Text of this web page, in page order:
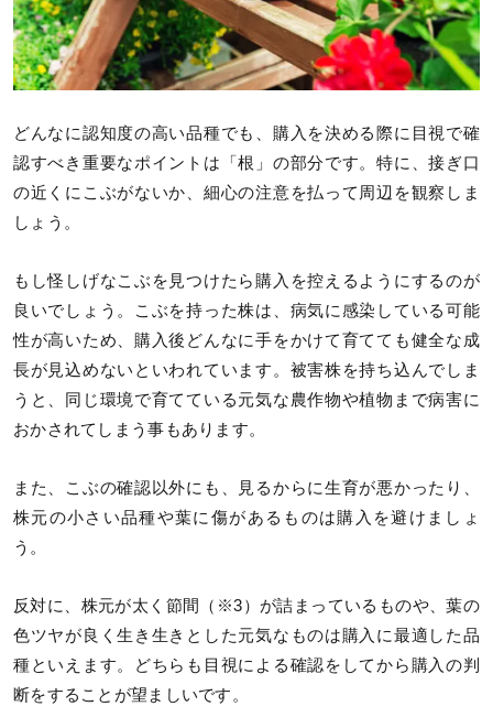
どんなに認知度の高い品種でも、購入を決める際に目視で確
認すべき重要なポイントは「根」の部分です。特に、接ぎ口
の近くにこぶがないか、細心の注意を払って周辺を観察しま
しょう。
もし怪しげなこぶを見つけたら購入を控えるようにするのが
良いでしょう。こぶを持った株は、病気に感染している可能
性が高いため、購入後どんなに手をかけて育てても健全な成
長が見込めないといわれています。被害株を持ち込んでしま
うと、同じ環境で育てている元気な農作物や植物まで病害に
おかされてしまう事もあります。
また、こぶの確認以外にも、見るからに生育が悪かったり、
株元の小さい品種や葉に傷があるものは購入を避けましょ
う。
反対に、株元が太く節間（※3）が詰まっているものや、葉の
色ツヤが良く生き生きとした元気なものは購入に最適した品
種といえます。どちらも目視による確認をしてから購入の判
断をすることが望ましいです。